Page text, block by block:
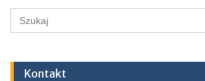
Search
for:
Kontakt